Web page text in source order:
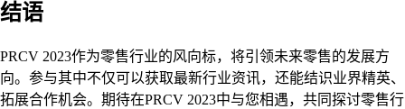
结语
PRCV 2023作为零售行业的风向标，将引领未来零售的发展方
向。参与其中不仅可以获取最新行业资讯，还能结识业界精英、
拓展合作机会。期待在PRCV 2023中与您相遇，共同探讨零售行